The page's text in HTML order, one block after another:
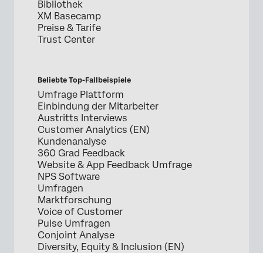
Bibliothek
XM Basecamp
Preise & Tarife
Trust Center
Beliebte Top-Fallbeispiele
Umfrage Plattform
Einbindung der Mitarbeiter
Austritts Interviews
Customer Analytics (EN)
Kundenanalyse
360 Grad Feedback
Website & App Feedback Umfrage
NPS Software
Umfragen
Marktforschung
Voice of Customer
Pulse Umfragen
Conjoint Analyse
Diversity, Equity & Inclusion (EN)